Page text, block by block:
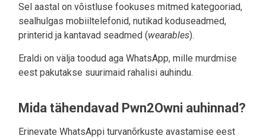
Sel aastal on võistluse fookuses mitmed kategooriad,
sealhulgas mobiiltelefonid, nutikad koduseadmed,
printerid ja kantavad seadmed (wearables).
Eraldi on välja toodud aga WhatsApp, mille murdmise
eest pakutakse suurimaid rahalisi auhindu.
Mida tähendavad Pwn2Owni auhinnad?
Erinevate WhatsAppi turvanõrkuste avastamise eest